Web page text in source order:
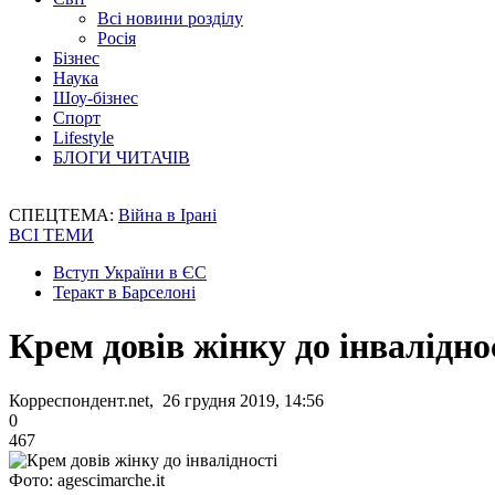
Всі новини розділу
Росія
Бізнес
Наука
Шоу-бізнес
Спорт
Lifestyle
БЛОГИ ЧИТАЧІВ
СПЕЦТЕМА: Війна в Ірані
ВСІ ТЕМИ
Вступ України в ЄС
Теракт в Барселоні
Крем довів жінку до
Корреспондент.net, 26 грудня 2019, 14:56
0
467
Фото: agescimarche.it